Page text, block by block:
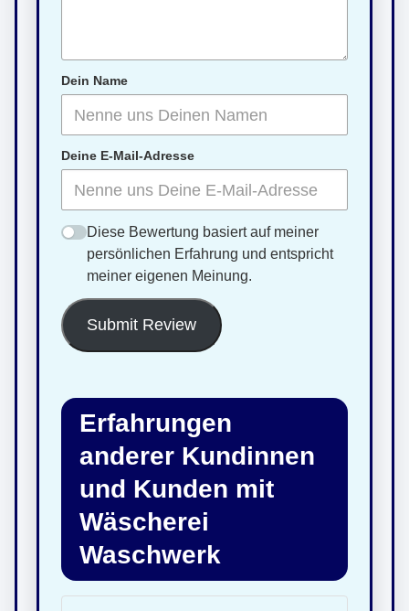
Dein Name
Deine E-Mail-Adresse
Diese Bewertung basiert auf meiner
persönlichen Erfahrung und entspricht
meiner eigenen Meinung.
Submit Review
Erfahrungen
anderer Kundinnen
und Kunden mit
Wäscherei
Waschwerk